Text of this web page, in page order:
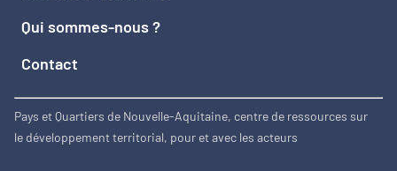
Qui sommes-nous ?
Contact
Pays et Quartiers de Nouvelle-Aquitaine, centre de ressources sur
le développement territorial, pour et avec les acteurs